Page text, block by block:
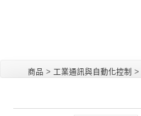
商品 > 工業通訊與自動化控制 >